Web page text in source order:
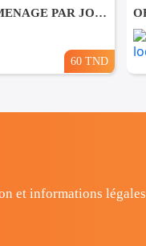
OFFRE FEMME DE MENAGE PAR JOUR A Carthage
60 TND
et informations légales